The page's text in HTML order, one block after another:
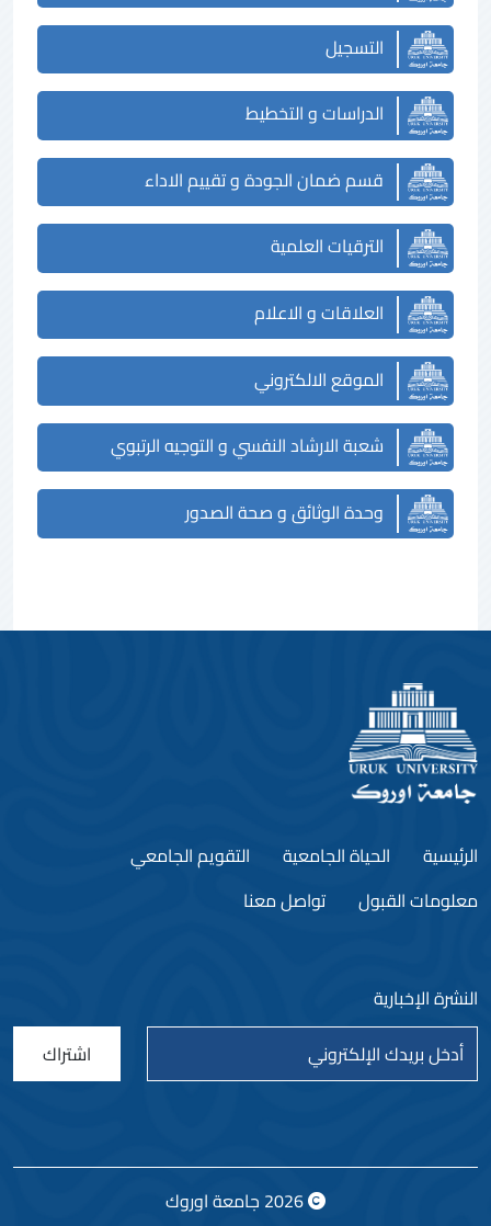
التسجيل
الدراسات و التخطيط
قسم ضمان الجودة و تقييم الاداء
الترقيات العلمية
العلاقات و الاعلام
الموقع الالكتروني
شعبة الارشاد النفسي و التوجيه الرتبوي
وحدة الوثائق و صحة الصدور
الرئيسية الحياة الجامعية
التقويم الجامعي
معلومات القبول
تواصل معنا
النشرة الإخبارية
اشتراك
2026 جامعة اوروك